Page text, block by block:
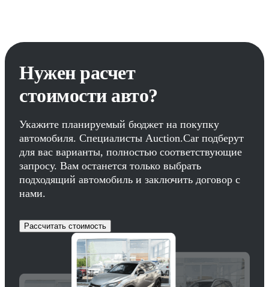
Нужен расчет
стоимости авто?
Укажите планируемый бюджет на покупку
автомобиля. Специалисты Auction.Car подберут
для вас варианты, полностью соответствующие
запросу. Вам останется только выбрать
подходящий автомобиль и заключить договор с
нами.
Рассчитать стоимость